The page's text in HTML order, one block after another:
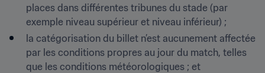
places dans différentes tribunes du stade (par
exemple niveau supérieur et niveau inférieur) ;
la catégorisation du billet n’est aucunement affectée
par les conditions propres au jour du match, telles
que les conditions météorologiques ; et